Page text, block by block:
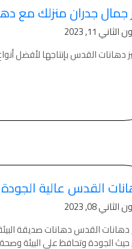
بسبب السفر
في عمان, ,
دينار
في عمان خلدا,
الاشرفية
- طريق المطار
للبيع في الاردن
فلل للبيع في خلدا
مفروشات فاخرة
صالونات تجميل,
صالونات تجميل,
تجميل في سوريا,
في الصويفية,
تجميل في لبنان,
جمال جدران منزلك مع
11, 2023
دهانات القدس بإنتاجها لأفضل
القدس عالية
08, 2023
دهانات القدس دهانات صديقة
الجودة وتحافظ على البيئة